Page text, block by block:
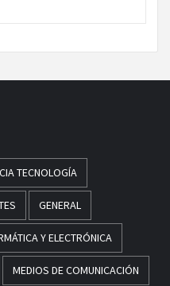
TECNOLOGÍA
GENERAL
Y ELECTRÓNICA
MEDIOS DE COMUNICACIÓN